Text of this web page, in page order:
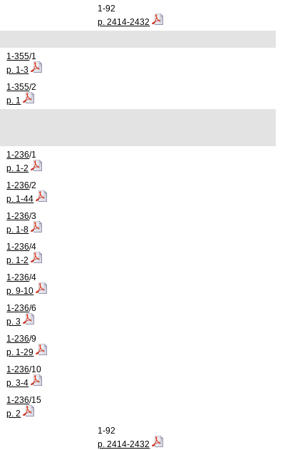
1-92
p. 2414-2432
1-355/1
p. 1-3
1-355/2
p. 1
1-236/1
p. 1-2
1-236/2
p. 1-44
1-236/3
p. 1-8
1-236/4
p. 1-2
1-236/4
p. 9-10
1-236/6
p. 3
1-236/9
p. 1-29
1-236/10
p. 3-4
1-236/15
p. 2
1-92
p. 2414-2432